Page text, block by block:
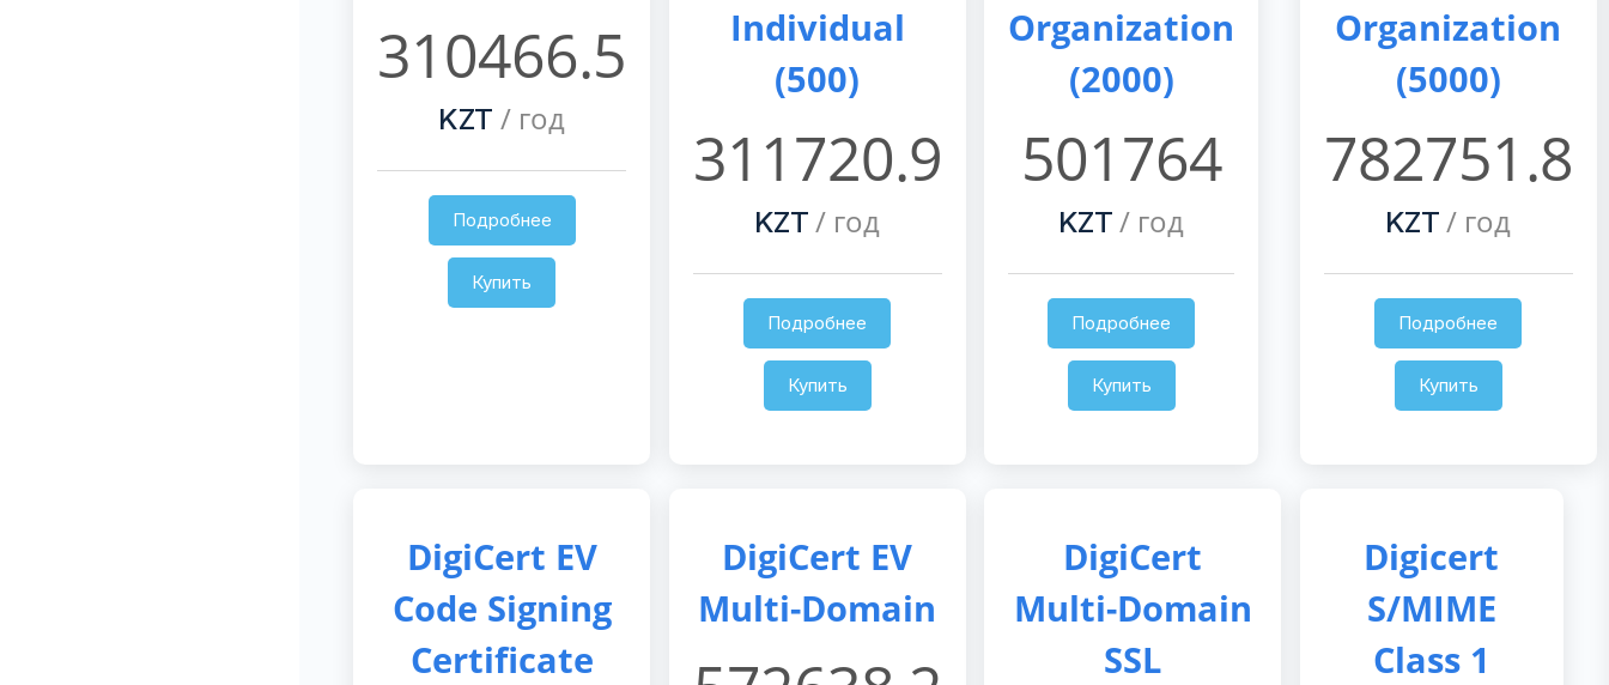
310466.5
KZT / год
Подробнее
Купить
Individual
(500)
311720.9
KZT / год
Подробнее
Купить
Organization
(2000)
501764
KZT / год
Подробнее
Купить
Organization
(5000)
782751.8
KZT / год
Подробнее
Купить
DigiCert EV
Code Signing
Certificate
DigiCert EV
Multi-Domain
DigiCert
Multi-Domain
SSL
Digicert
S/MIME
Class 1